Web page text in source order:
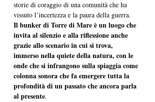
storie di coraggio di una comunità che ha
vissuto l’incertezza e la paura della guerra.
Il bunker di Torre di Mare è un luogo che
invita al silenzio e alla riflessione anche
grazie allo scenario in cui si trova,
immerso nella quiete della natura, con le
onde che si infrangono sulla spiaggia come
colonna sonora che fa emergere tutta la
profondità di un passato che ancora parla
al presente.